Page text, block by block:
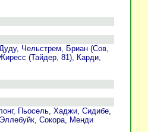
Чельстрем, Бриан (Сов,
(Тайдер, 81), Карди,
Пьосель, Хаджи, Сидибе,
Сокора, Менди